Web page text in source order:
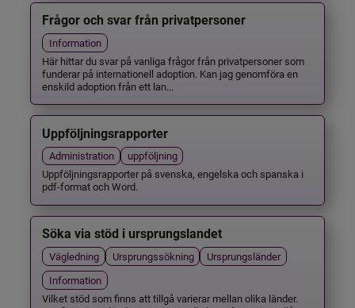
Frågor och svar från privatpersoner
Information
Här hittar du svar på vanliga frågor från privatpersoner som
funderar på internationell adoption. Kan jag genomföra en
enskild adoption från ett lan...
Uppföljningsrapporter
Administration
uppföljning
Uppföljningsrapporter på svenska, engelska och spanska i
pdf-format och Word.
Söka via stöd i ursprungslandet
Vägledning Ursprungssökning
Ursprungsländer
Information
Vilket stöd som finns att tillgå varierar mellan olika länder.